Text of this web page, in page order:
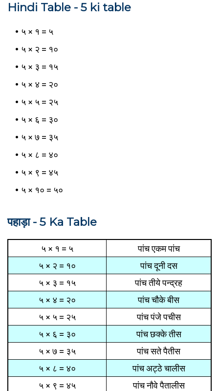
Hindi Table - 5 ki table
५ × १ = ५
५ × २ = १०
५ × ३ = १५
५ × ४ = २०
५ × ५ = २५
५ × ६ = ३०
५ × ७ = ३५
५ × ८ = ४०
५ × ९ = ४५
५ × १० = ५०
पहाड़ा - 5 Ka Table
५ × १ = ५
पांच एकम पांच
५ × २ = १०
पांच दूनी दस
५ × ३ = १५
पांच तीये पन्द्रह
५ × ४ = २०
पांच चौके बीस
५ × ५ = २५
पांच पंजे पचीस
५ × ६ = ३०
पांच छक्के तीस
५ × ७ = ३५
पांच सते पैतीस
५ × ८ = ४०
पांच अट्ठे चालीस
५ × ९ = ४५
पांच नौवे पैतालीस